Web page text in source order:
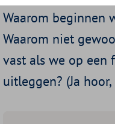
Waarom beginnen
Waarom niet
vast als we op een
uitleggen? (Ja